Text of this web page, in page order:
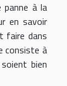
à la
en savoir
faire dans
consiste à
bien